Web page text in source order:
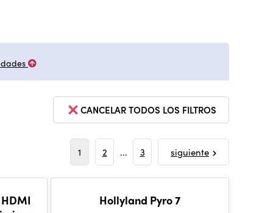
CANCELAR TODOS LOS FILTROS
1 2 ... 3 siguiente
Hollyland Pyro 7